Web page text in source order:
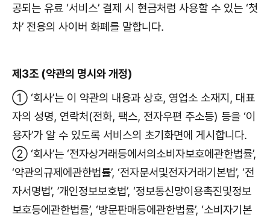
공되는 유료 ‘서비스’ 결제 시 현금처럼 사용할 수 있는 ‘첫
차’ 전용의 사이버 화폐를 말합니다.
제3조 (약관의 명시와 개정)
① ‘회사’는 이 약관의 내용과 상호, 영업소 소재지, 대표
자의 성명, 연락처(전화, 팩스, 전자우편 주소등) 등을 ‘이
용자’가 알 수 있도록 서비스의 초기화면에 게시합니다.
② ‘회사’는 ‘전자상거래등에서의소비자보호에관한법률’,
‘약관의규제에관한법률’, ‘전자문서및전자거래기본법’, ‘전
자서명법’, ’개인정보보호법’, ‘정보통신망이용촉진및정보
보호등에관한법률’, ‘방문판매등에관한법률’, ‘소비자기본